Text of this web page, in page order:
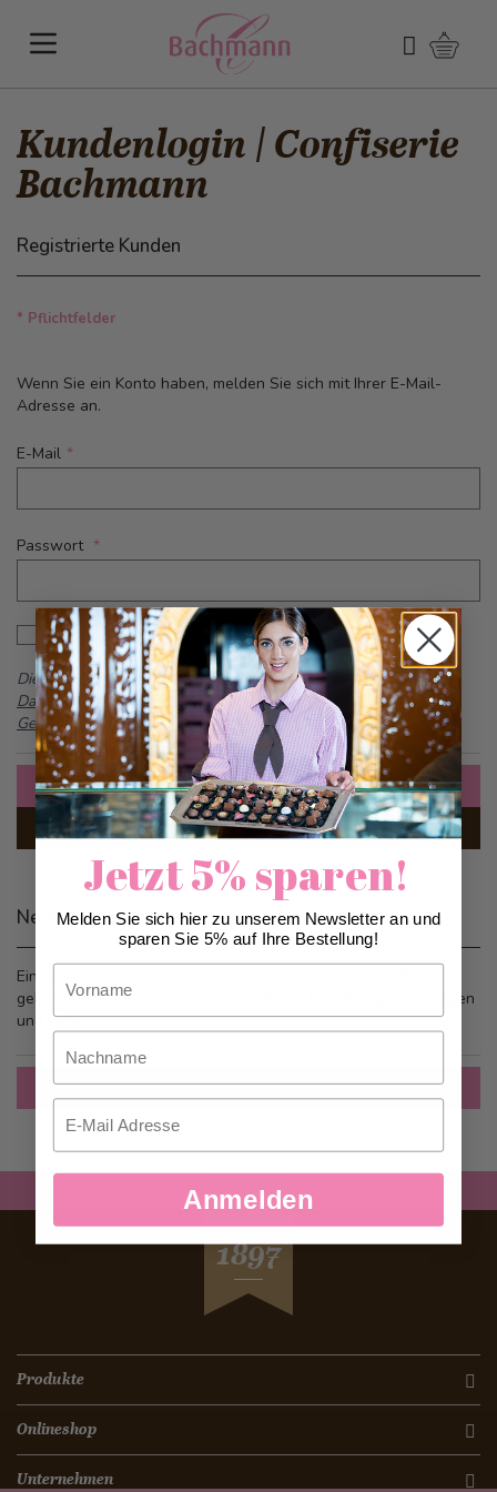
Suchen
Kundenlogin | Confiserie
Bachmann
Registrierte Kunden
* Pflichtfelder
Wenn Sie ein Konto haben, melden Sie sich mit Ihrer E-Mail-
Adresse an.
E-Mail
Passwort
Passwort anzeigen
Dieses Formular ist durch reCAPTCHA geschützt -Google
Datenschutzbestimmungenund
Allgemeine
Geschäftsbedingungen
Anmelden
Passwort vergessen?
Neue Kunden
Ein Konto zu erstellen hat viele Vorteile: schneller zur Kasse
gehen, mehr als eine Adresse speichern, Bestellungen verfolgen
und mehr.
Ein Konto erstellen
SEIT
1897
Produkte
Onlineshop
Unternehmen
Jetzt 5% sparen!
Melden Sie sich hier zu unserem Newsletter an und
sparen Sie 5% auf Ihre Bestellung!
Nachname
Email
Anmelden